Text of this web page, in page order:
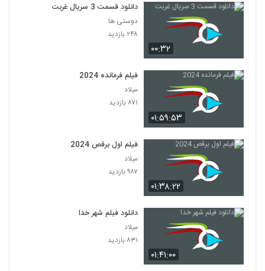
۰۰:۳۲
دانلود قسمت 3 سریال غربت
دوستی ها
۲۴۸ بازدید
۰۱:۵۹:۵۳
فیلم فرمانده 2024
میلاد
۸۷۱ بازدید
۰۱:۳۸:۲۲
فیلم اول برقص 2024
میلاد
۹۸۷ بازدید
۰۱:۴۱:۰۰
دانلود فیلم شهر خدا
میلاد
۸۳۱ بازدید